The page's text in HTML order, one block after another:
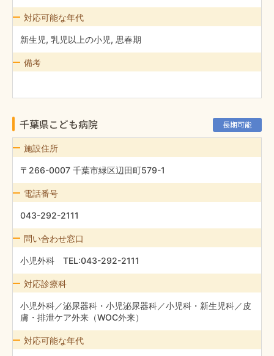
対応可能な年代
新生児, 乳児以上の小児, 思春期
備考
千葉県こども病院 長期可能
施設住所
〒266-0007 千葉市緑区辺田町579-1
電話番号
043-292-2111
問い合わせ窓口
小児外科 TEL:043-292-2111
対応診療科
小児外科／泌尿器科・小児泌尿器科／小児科・新生児科／皮
膚・排泄ケア外来（WOC外来）
対応可能な年代